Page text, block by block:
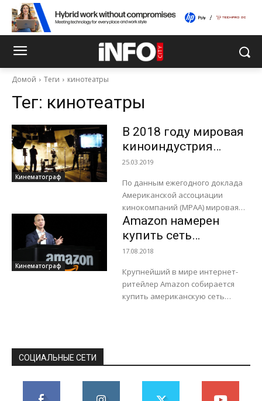
Домой Теги кинотеатры
Тег: кинотеатры
Кинематограф
В 2018 году мировая
киноиндустрия
заработала 96,8
25.03.2019
По данным ежегодного доклада
Американской ассоциации
кинокомпаний (MPAA) мировая
киноиндустрия заработала в
прошлом году 96,8 млрд.
долларов, тем самым рост, в
сравнении с 2017...
Кинематограф
Amazon намерен
купить сеть
кинотеатров
17.08.2018
Крупнейший в мире интернет-
ритейлер Amazon собирается
купить американскую сеть
СОЦИАЛЬНЫЕ СЕТИ